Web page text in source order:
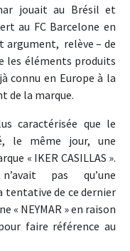
jouait au Brésil et
au FC Barcelone en
argument, relève – de
les éléments produits
connu en Europe à la
de la marque.
caractérisée que le
le même jour, une
« IKER CASILLAS ».
pas qu’une
tentative de ce dernier
« NEYMAR » en raison
faire référence au